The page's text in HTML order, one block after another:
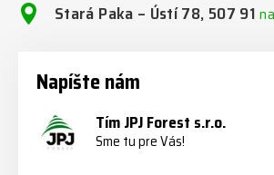
Stará Paka – Ústí 78, 507 91
Napíšte nám
Tím JPJ Forest s.r.o.
Sme tu pre Vás!